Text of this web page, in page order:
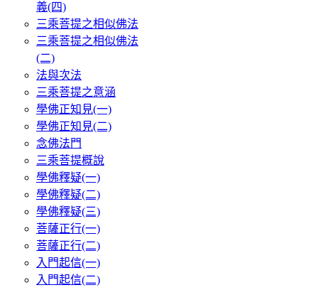
義(四)
三乘菩提之相似佛法
三乘菩提之相似佛法
(二)
法與次法
三乘菩提之意涵
學佛正知見(一)
學佛正知見(二)
念佛法門
三乘菩提概說
學佛釋疑(一)
學佛釋疑(二)
學佛釋疑(三)
菩薩正行(一)
菩薩正行(二)
入門起信(一)
入門起信(二)